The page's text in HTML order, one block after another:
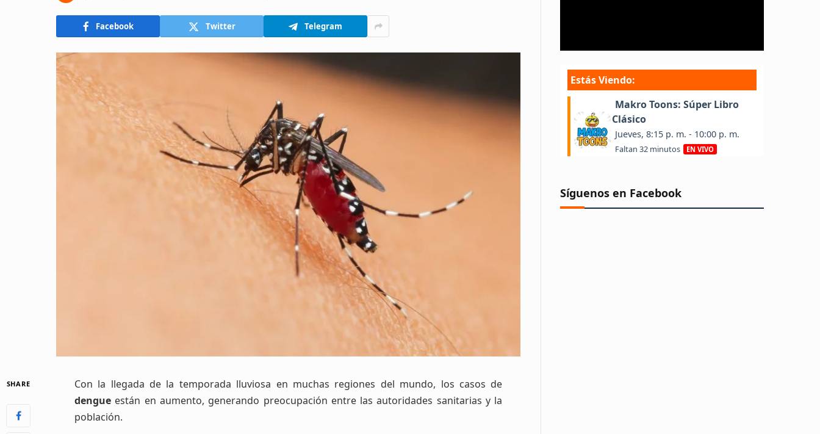
Facebook Twitter Telegram
SHARE
Con la llegada de la temporada lluviosa en muchas regiones del mundo, los casos de
dengueestán en aumento, generando preocupación entre las autoridades sanitarias y la
población.
Síguenos en Facebook